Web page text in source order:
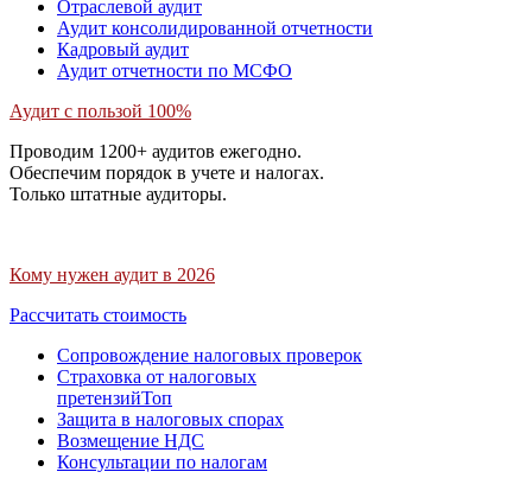
Отраслевой аудит
Аудит консолидированной отчетности
Кадровый аудит
Аудит отчетности по МСФО
Аудит с пользой 100%
Проводим 1200+ аудитов ежегодно.
Обеспечим порядок в учете и налогах.
Только штатные аудиторы.
Кому нужен аудит в 2026
Рассчитать стоимость
Сопровождение налоговых проверок
Страховка от налоговых
претензийТоп
Защита в налоговых спорах
Возмещение НДС
Консультации по налогам